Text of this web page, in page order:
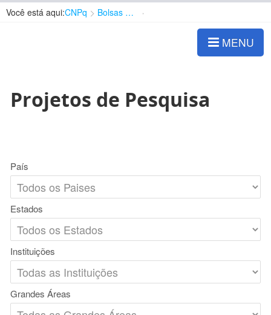
Você está aqui:CNPq Bolsas e Auxílios Vigentes
MENU
Projetos de Pesquisa
País
Estados
Instituições
Grandes Áreas